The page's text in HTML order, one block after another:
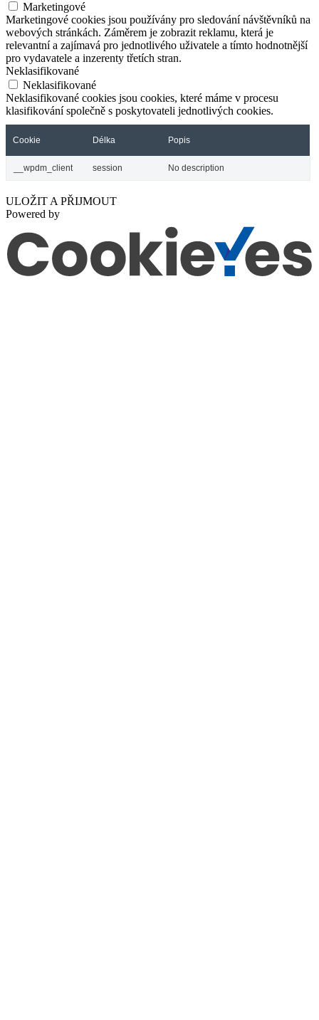
Marketingové
Marketingové cookies jsou používány pro sledování návštěvníků na
webových stránkách. Záměrem je zobrazit reklamu, která je
relevantní a zajímavá pro jednotlivého uživatele a tímto hodnotnější
pro vydavatele a inzerenty třetích stran.
Neklasifikované
Neklasifikované
Neklasifikované cookies jsou cookies, které máme v procesu
klasifikování společně s poskytovateli jednotlivých cookies.
Cookie Délka Popis
__wpdm_client session No description
ULOŽIT A PŘIJMOUT
Powered by